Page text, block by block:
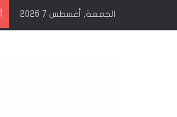
الجمعة, أغسطس 7 2026